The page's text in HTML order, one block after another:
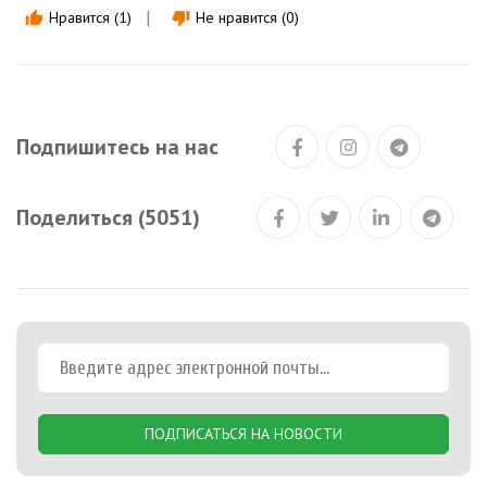
thumb_up Нравится (1) thumb_down Не нравится (0)
Подпишитесь на нас
Поделиться (5051)
ПОДПИСАТЬСЯ НА НОВОСТИ